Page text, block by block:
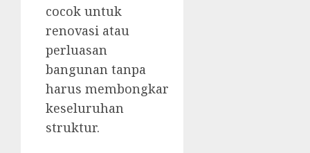
cocok untuk
renovasi atau
perluasan
bangunan tanpa
harus membongkar
keseluruhan
struktur.